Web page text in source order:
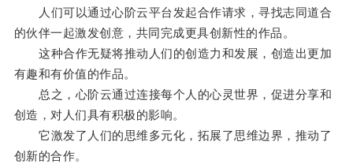
人们可以通过心阶云平台发起合作请求，寻找志同道合
的伙伴一起激发创意，共同完成更具创新性的作品。
这种合作无疑将推动人们的创造力和发展，创造出更加
有趣和有价值的作品。
总之，心阶云通过连接每个人的心灵世界，促进分享和
创造，对人们具有积极的影响。
它激发了人们的思维多元化，拓展了思维边界，推动了
创新的合作。